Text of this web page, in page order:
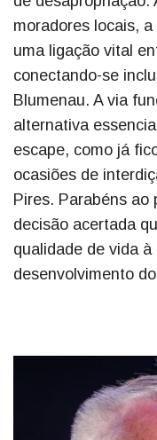
moradores locais,
uma ligação vital
conectando-se
Blumenau. A via
alternativa
escape, como já
ocasiões de
Pires. Parabéns ao
decisão acertada
qualidade de vida
desenvolvimento